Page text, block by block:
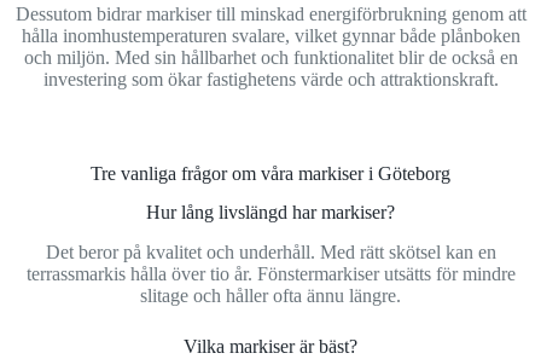
Dessutom bidrar markiser till minskad energiförbrukning genom att
hålla inomhustemperaturen svalare, vilket gynnar både plånboken
och miljön. Med sin hållbarhet och funktionalitet blir de också en
investering som ökar fastighetens värde och attraktionskraft.
Tre vanliga frågor om våra markiser i Göteborg
Hur lång livslängd har markiser?
Det beror på kvalitet och underhåll. Med rätt skötsel kan en
terrassmarkis hålla över tio år. Fönstermarkiser utsätts för mindre
slitage och håller ofta ännu längre.
Vilka markiser är bäst?